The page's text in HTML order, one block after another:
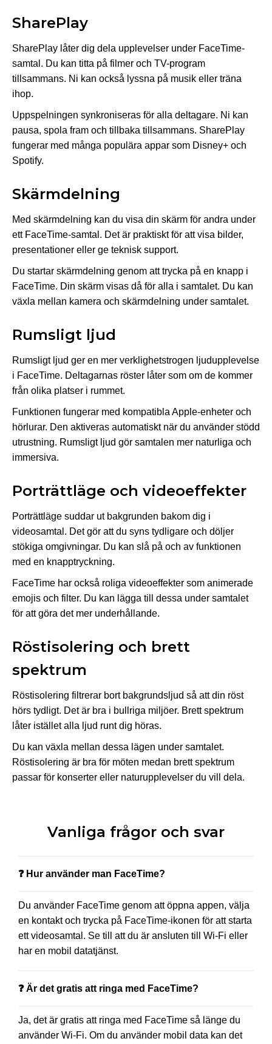
SharePlay
SharePlay låter dig dela upplevelser under FaceTime-
samtal. Du kan titta på filmer och TV-program
tillsammans. Ni kan också lyssna på musik eller träna
ihop.
Uppspelningen synkroniseras för alla deltagare. Ni kan
pausa, spola fram och tillbaka tillsammans. SharePlay
fungerar med många populära appar som Disney+ och
Spotify.
Skärmdelning
Med skärmdelning kan du visa din skärm för andra under
ett FaceTime-samtal. Det är praktiskt för att visa bilder,
presentationer eller ge teknisk support.
Du startar skärmdelning genom att trycka på en knapp i
FaceTime. Din skärm visas då för alla i samtalet. Du kan
växla mellan kamera och skärmdelning under samtalet.
Rumsligt ljud
Rumsligt ljud ger en mer verklighetstrogen ljudupplevelse
i FaceTime. Deltagarnas röster låter som om de kommer
från olika platser i rummet.
Funktionen fungerar med kompatibla Apple-enheter och
hörlurar. Den aktiveras automatiskt när du använder stödd
utrustning. Rumsligt ljud gör samtalen mer naturliga och
immersiva.
Porträttläge och videoeffekter
Porträttläge suddar ut bakgrunden bakom dig i
videosamtal. Det gör att du syns tydligare och döljer
stökiga omgivningar. Du kan slå på och av funktionen
med en knapptryckning.
FaceTime har också roliga videoeffekter som animerade
emojis och filter. Du kan lägga till dessa under samtalet
för att göra det mer underhållande.
Röstisolering och brett
spektrum
Röstisolering filtrerar bort bakgrundsljud så att din röst
hörs tydligt. Det är bra i bullriga miljöer. Brett spektrum
låter istället alla ljud runt dig höras.
Du kan växla mellan dessa lägen under samtalet.
Röstisolering är bra för möten medan brett spektrum
passar för konserter eller naturupplevelser du vill dela.
Vanliga frågor och svar
❓ Hur använder man FaceTime?
Du använder FaceTime genom att öppna appen, välja
en kontakt och trycka på FaceTime-ikonen för att starta
ett videosamtal. Se till att du är ansluten till Wi-Fi eller
har en mobil datatjänst.
❓ Är det gratis att ringa med FaceTime?
Ja, det är gratis att ringa med FaceTime så länge du
använder Wi-Fi. Om du använder mobil data kan det